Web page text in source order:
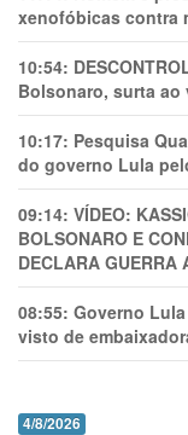
xenofóbicas contra
10:54:
Bolsonaro, surta ao
10:17: Pesquisa
do governo Lula
09:14: VÍDEO:
BOLSONARO E
DECLARA GUERRA
08:55: Governo
visto de
4/8/2026